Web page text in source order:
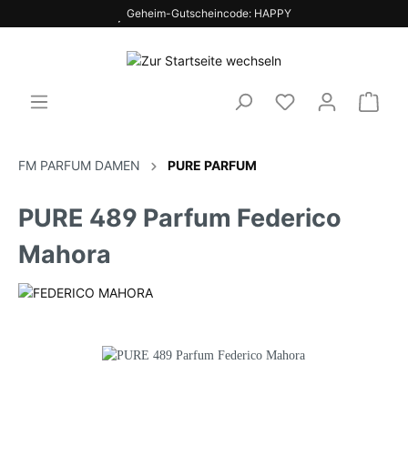
Geheim-Gutscheincode: HAPPY
FM PARFUM DAMEN PURE PARFUM
PURE 489 Parfum Federico
Mahora